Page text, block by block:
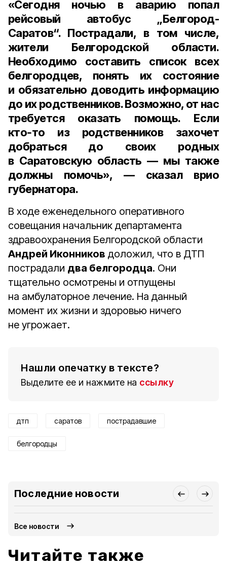
«Сегодня ночью в аварию попал
рейсовый автобус „Белгород-
Саратов“. Пострадали, в том числе,
жители Белгородской области.
Необходимо составить список всех
белгородцев, понять их состояние
и обязательно доводить информацию
до их родственников. Возможно, от нас
требуется оказать помощь. Если
кто‑то из родственников захочет
добраться до своих родных
в Саратовскую область — мы также
должны помочь», — сказал врио
губернатора.
В ходе еженедельного оперативного
совещания начальник департамента
здравоохранения Белгородской области
Андрей Иконников доложил, что в ДТП
пострадали два белгородца. Они
тщательно осмотрены и отпущены
на амбулаторное лечение. На данный
момент их жизни и здоровью ничего
не угрожает.
Нашли опечатку в тексте?
Выделите ее и нажмите на ссылку
дтп саратов пострадавшие
белгородцы
Последние новости
Все новости
Читайте также